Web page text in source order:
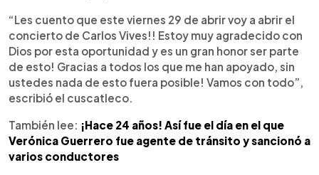
“Les cuento que este viernes 29 de abrir voy a abrir el
concierto de Carlos Vives!! Estoy muy agradecido con
Dios por esta oportunidad y es un gran honor ser parte
de esto! Gracias a todos los que me han apoyado, sin
ustedes nada de esto fuera posible! Vamos con todo”,
escribió el cuscatleco.
También lee: ¡Hace 24 años! Así fue el día en el que
Verónica Guerrero fue agente de tránsito y sancionó a
varios conductores